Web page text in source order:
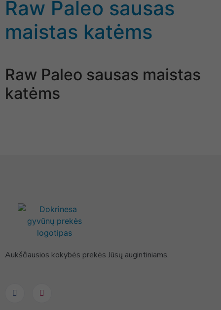
Raw Paleo sausas
maistas katėms
Raw Paleo sausas maistas
katėms
Aukščiausios kokybės prekės Jūsų augintiniams.